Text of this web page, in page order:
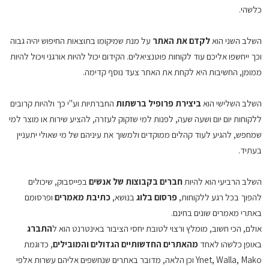
כלשהי.
השלב השני הואלקדם את האתר על מנת שמיקומו בתוצאות החיפוש יהיה גבוה
וכך ייחשפו אליכם עוד לקוחות פוטנציאלים. הקידום יכול להיות אורגני ויכול להיות
ממומן, החשיבות היא לקחת את האתר צעד נוסף קדימה.
השלב השלישי הואביצירת פרופיל ברשתות החברתיות וע"י כך ולהיות קרובים
ללקוחות יום יום ושעה שעה, לפנות למי שזקוק לעזרה, להציע שירות או מוצר למי
שמחפש, להגיע לעוד קהלים ממוקדים ולמשוך את עיניהם של מי שאולי יתעניין
בעתיד.
השלב הרביעי הוא להיותחברים בקבוצות של אנשים בפייסבוק, שיכולים
להפוך בכל רגע ללקוחות,פרסום בלוג בנושא,כתיבת מאמרים ופרסומם
באתרי מאמרים שונים בחינם.
אולם, הכי חשוב, מומלץ ורצוי לטובת יחסי הציבור באינטרנט הוא להתברג
באופן כלשהו לאחד מהאתרים החדשותיים הגדולים והמובילים, כדוגמת
Ynet, Walla, Mako וכן הלאה, מדובר באתרים שנחשפים אליהם עשרות אלפי